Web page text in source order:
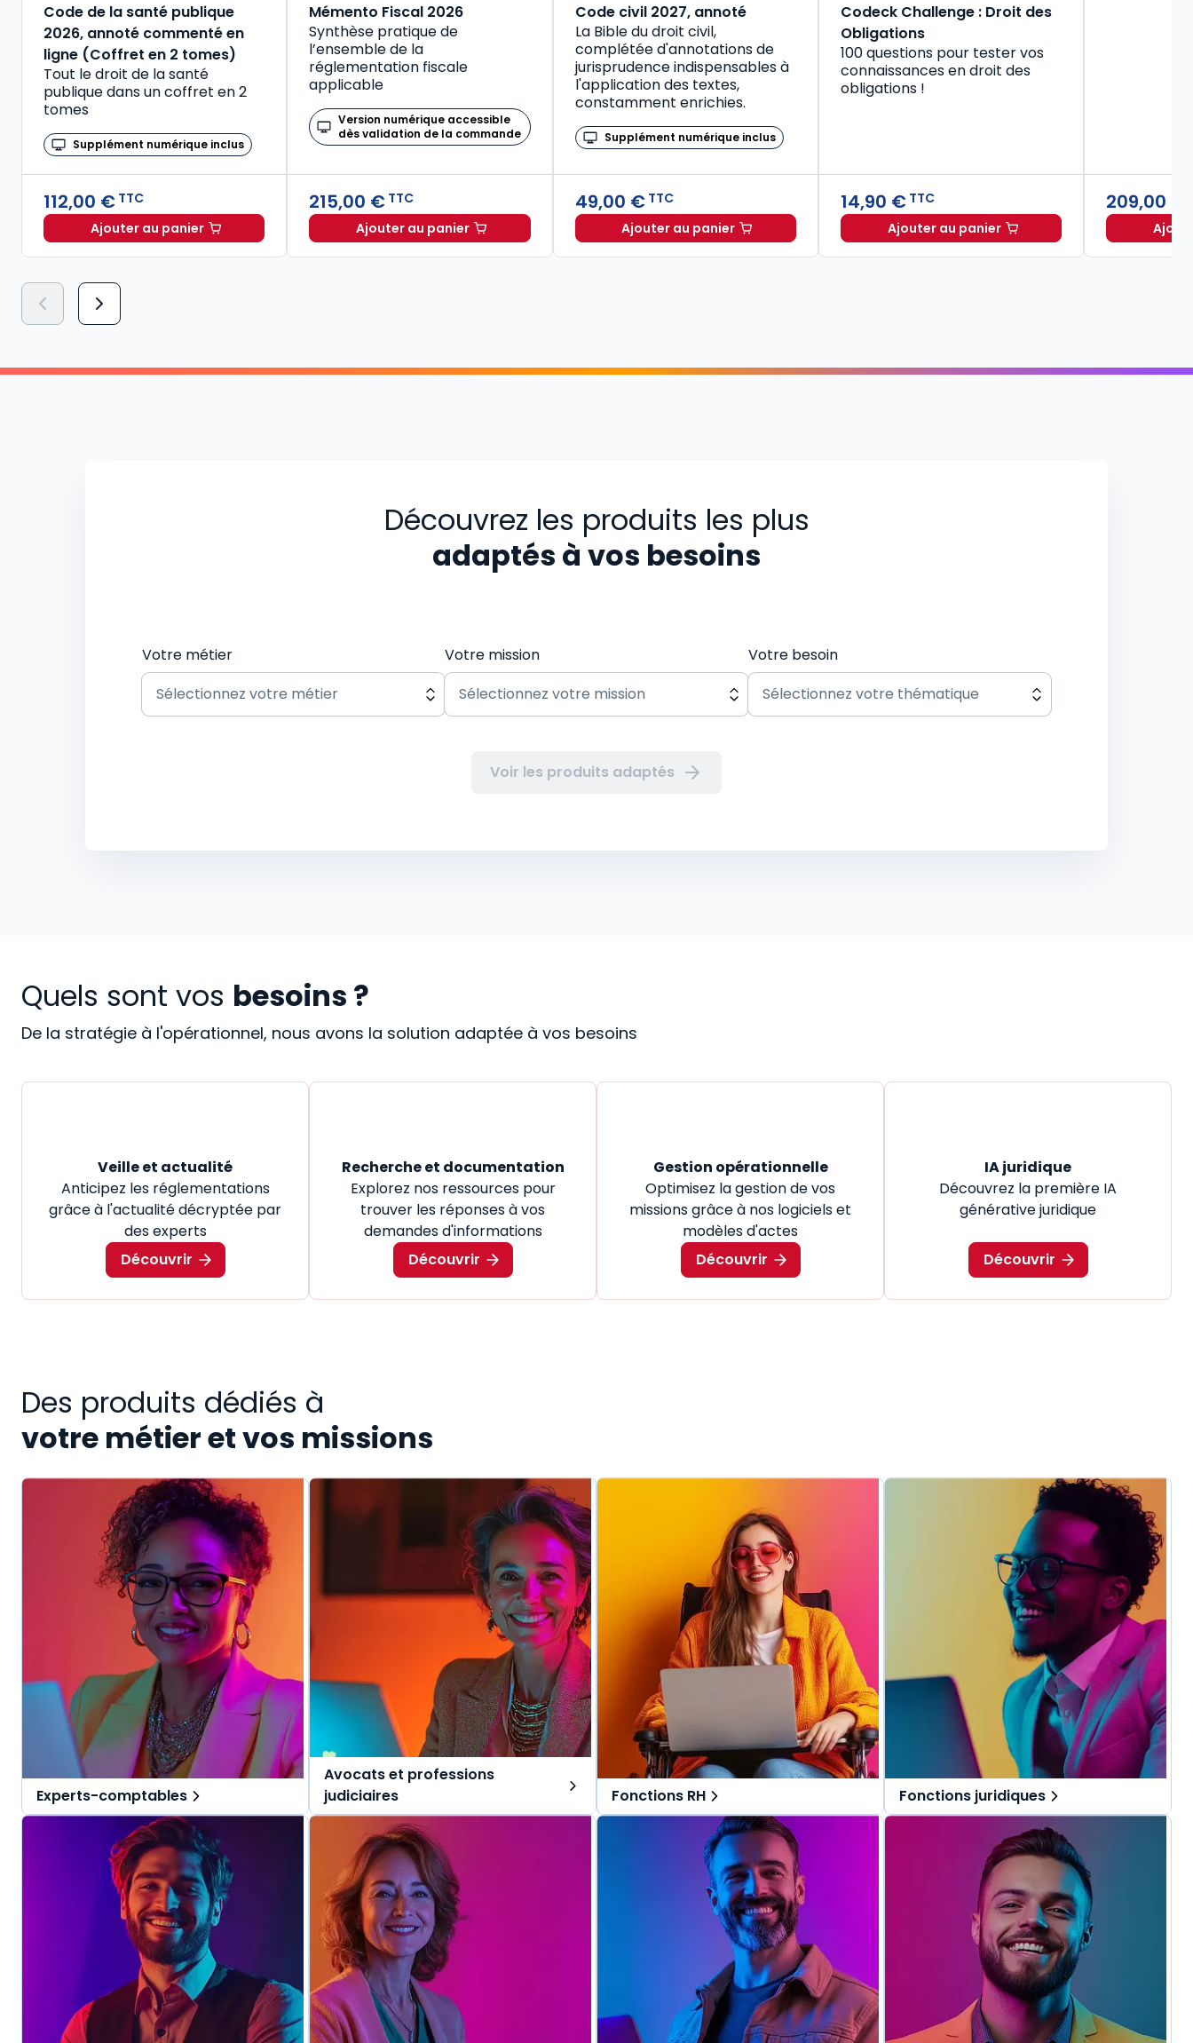
Code de la santé publique
2026, annoté commenté en
ligne (Coffret en 2 tomes)
Tout le droit de la santé
publique dans un coffret en 2
tomes
Supplément numérique inclus
112,00 € TTC
Ajouter au panier
Code de la santé publique 2026, annoté commenté en ligne (Coffret en 2 tomes) à TTC
Mémento Fiscal 2026
Synthèse pratique de
l’ensemble de la
réglementation fiscale
applicable
Version numérique accessible
dès validation de la commande
215,00 € TTC
Ajouter au panier
Mémento Fiscal 2026 à TTC
Code civil 2027, annoté
La Bible du droit civil,
complétée d'annotations de
jurisprudence indispensables à
l'application des textes,
constamment enrichies.
Supplément numérique inclus
49,00 € TTC
Ajouter au panier
Codeck Challenge : Droit des
Obligations
100 questions pour tester vos
connaissances en droit des
obligations !
14,90 € TTC
Ajouter au panier
209,00 €
Découvrez les produits les plus
adaptés à vos besoins
Votre métier Votre mission Votre besoin
Voir les produits adaptés
Quels sont vos besoins ?
De la stratégie à l'opérationnel, nous avons la solution adaptée à vos besoins
Veille et actualité
Anticipez les réglementations
grâce à l'actualité décryptée par
des experts
Découvrir
Recherche et documentation
Explorez nos ressources pour
trouver les réponses à vos
demandes d'informations
Découvrir
Gestion opérationnelle
Optimisez la gestion de vos
missions grâce à nos logiciels et
modèles d'actes
Découvrir
IA juridique
Découvrez la première IA
générative juridique
Découvrir
Des produits dédiés à
votre métier et vos missions
Experts-comptables
Des solutions tout-en-un, spécialement
pensées pour l'expert-comptable et ses
collaborateurs.
Une offre globale pour vous repérer dans
vos missions au quotidien.
Avocats et professions
judiciaires
Des solutions tout-en-un, spécialement
pensées pour les avocats et professions
judiciaires.
Une offre globale pour vous repérer dans
vos missions au quotidien.
Fonctions RH
Des solutions tout-en-un, spécialement
pensées pour les fonctions RH.
Une offre globale pour vous repérer dans
vos missions au quotidien.
Fonctions juridiques
Des solutions tout-en-un, spécialement
pensées pour les fonctions juridiques.
Une offre globale pour vous repérer dans
vos missions au quotidien.